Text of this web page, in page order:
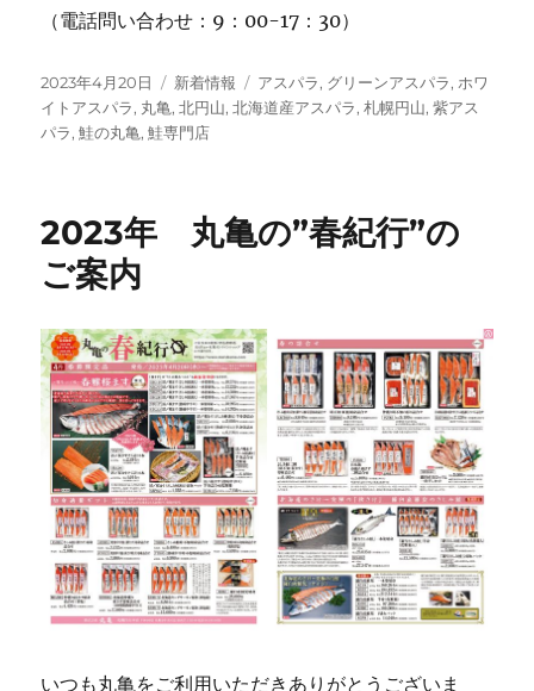
（電話問い合わせ：9：00-17：30）
投
稿
日:
2023年4月20日
カ
テ
ゴ
新着情報
タ
グ
アスパラ, グリーンアスパラ, ホワ
イトアスパラ, 丸亀,北円山,北海道産アスパラ,札幌円山,紫アス
パラ,鮭の丸亀,鮭専門店
2023年 丸亀の”春紀行”の
ご案内
いつも丸亀をご利用いただきありがとうございま